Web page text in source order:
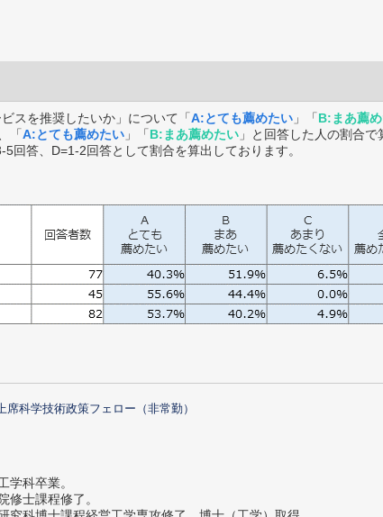
スを推奨したいか」について「A:とても薦めたい 」「B:まあ薦
「A:とても薦めたい 」「B:まあ薦めたい 」と回答した人の割合で
答、D=1-2回答として割合を算出しております。
科学技術政策フェロー（非常勤）
学科卒業。
修士課程修了。